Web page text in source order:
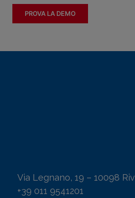
PROVA LA DEMO
Via Legnano, 19 – 10098
+39 011 9541201